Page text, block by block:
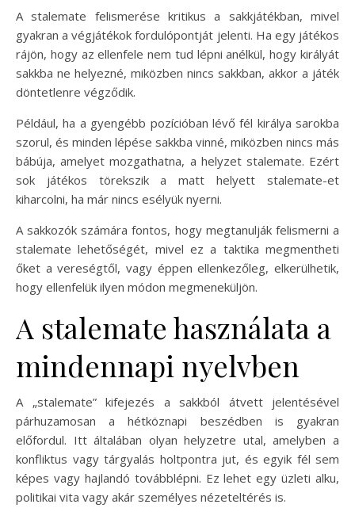
A stalemate felismerése kritikus a sakkjátékban, mivel
gyakran a végjátékok fordulópontját jelenti. Ha egy játékos
rájön, hogy az ellenfele nem tud lépni anélkül, hogy királyát
sakkba ne helyezné, miközben nincs sakkban, akkor a játék
döntetlenre végződik.
Például, ha a gyengébb pozícióban lévő fél királya sarokba
szorul, és minden lépése sakkba vinné, miközben nincs más
bábúja, amelyet mozgathatna, a helyzet stalemate. Ezért
sok játékos törekszik a matt helyett stalemate-et
kiharcolni, ha már nincs esélyük nyerni.
A sakkozók számára fontos, hogy megtanulják felismerni a
stalemate lehetőségét, mivel ez a taktika megmentheti
őket a vereségtől, vagy éppen ellenkezőleg, elkerülhetik,
hogy ellenfelük ilyen módon megmeneküljön.
A stalemate használata a
mindennapi nyelvben
A „stalemate” kifejezés a sakkból átvett jelentésével
párhuzamosan a hétköznapi beszédben is gyakran
előfordul. Itt általában olyan helyzetre utal, amelyben a
konfliktus vagy tárgyalás holtpontra jut, és egyik fél sem
képes vagy hajlandó továbblépni. Ez lehet egy üzleti alku,
politikai vita vagy akár személyes nézeteltérés is.